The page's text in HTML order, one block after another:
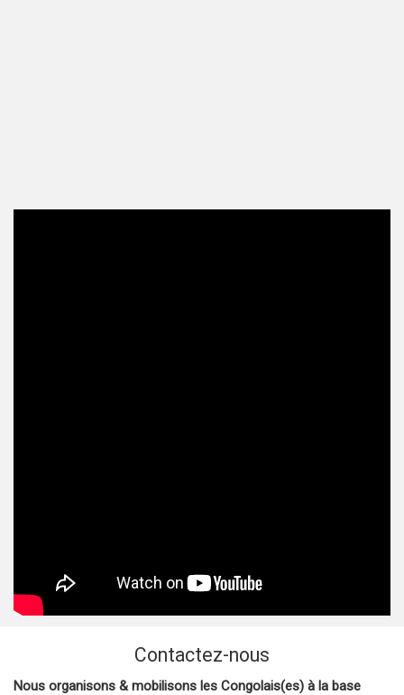
Contactez-nous
Nous organisons & mobilisons les Congolais(es) à la base